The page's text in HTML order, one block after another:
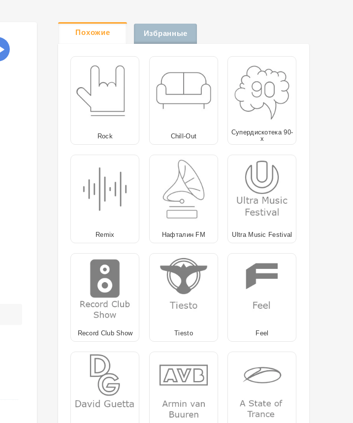
Похожие Избранные
Rock Chill-Out
Супердискотека 90-
х
Remix Нафталин FM Ultra Music Festival
Record Club Show Tiesto Feel